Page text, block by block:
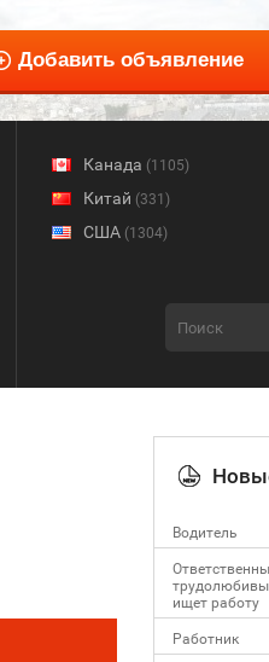
Канада (1105)
Китай (331)
США (1304)
Водитель
ищет работу
Работник